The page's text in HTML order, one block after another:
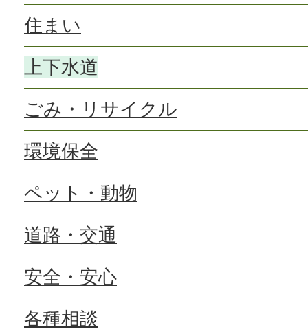
住まい
上下水道
ごみ・リサイクル
環境保全
ペット・動物
道路・交通
安全・安心
各種相談